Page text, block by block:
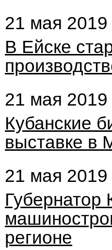
21 мая 2019
В Ейске
21 мая 2019
Кубанские
выставке в
21 мая 2019
Губернатор
регионе